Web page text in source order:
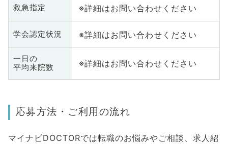
救急指定 ※詳細はお問い合わせください
学会認定状況 ※詳細はお問い合わせください
一日の
平均来院数
※詳細はお問い合わせください
応募方法・ご利用の流れ
マイナビDOCTORでは転職のお悩みやご相談、求人紹